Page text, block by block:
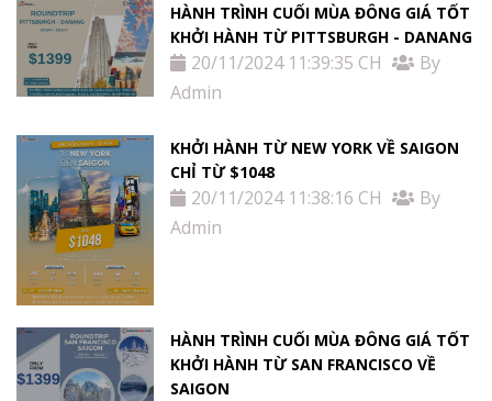
HÀNH TRÌNH CUỐI MÙA ĐÔNG GIÁ TỐT
KHỞI HÀNH TỪ PITTSBURGH - DANANG
20/11/2024 11:39:35 CH
By
Admin
KHỞI HÀNH TỪ NEW YORK VỀ SAIGON
CHỈ TỪ $1048
20/11/2024 11:38:16 CH
By
Admin
HÀNH TRÌNH CUỐI MÙA ĐÔNG GIÁ TỐT
KHỞI HÀNH TỪ SAN FRANCISCO VỀ
SAIGON